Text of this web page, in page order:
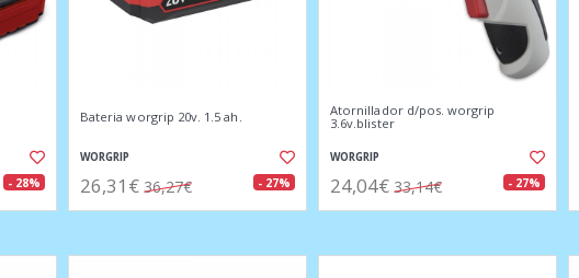
- 28%
Bateria worgrip 20v. 1.5 ah.
WORGRIP
26,31€ 36,27€ - 27%
Atornillador d/pos. worgrip
3.6v.blister
WORGRIP
24,04€ 33,14€ - 27%